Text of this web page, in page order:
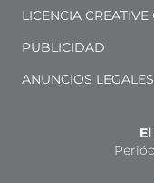
LICENCIA
PUBLICIDAD
ANUNCIOS LEGALES